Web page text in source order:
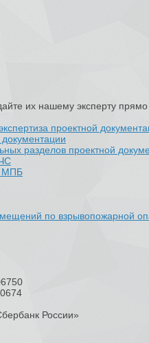
их нашему эксперту прямо
проектной
разделов проектной
МПБ
по взрывопожарной
России»